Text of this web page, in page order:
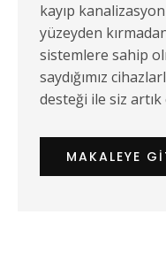
kayıp
yüzeyden
sistemlere sahip
saydığımız
desteği ile siz
MAKALEYE